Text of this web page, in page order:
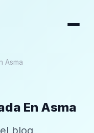
Asma
En Asma
blog